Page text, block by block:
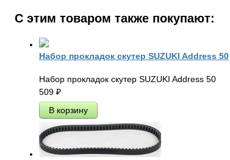
С этим товаром также покупают:
Набор прокладок скутер SUZUKI Address 50
Набор прокладок скутер SUZUKI Address 50
509 ₽